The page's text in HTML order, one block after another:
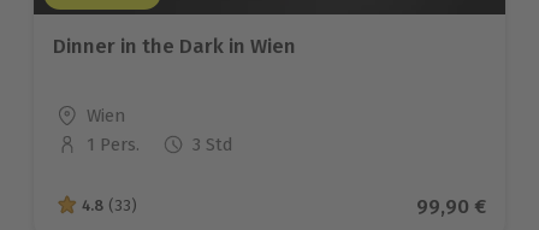
Dinner in the Dark in Wien
Standort
Wien
Anzahl der Teilnehmer
1 Pers. 3 Std
4.8 von 5 Sternen basierend auf 33 Bewertungen
4.8 (33) Aktueller
99,90 €